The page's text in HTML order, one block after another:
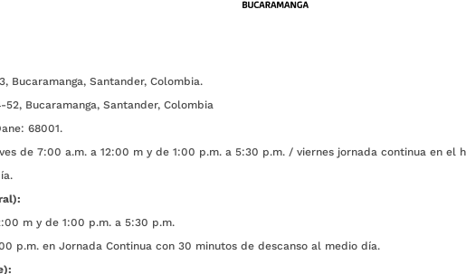
Bucaramanga, Santander, Colombia.
52, Bucaramanga, Santander, Colombia
68001.
de 7:00 a.m. a 12:00 m y de 1:00 p.m. a 5:30 p.m. / viernes jornada continua en el
m y de 1:00 p.m. a 5:30 p.m.
en Jornada Continua con 30 minutos de descanso al medio día.